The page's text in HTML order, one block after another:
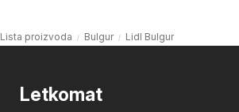
Lista proizvoda Bulgur Lidl Bulgur
Letkomat